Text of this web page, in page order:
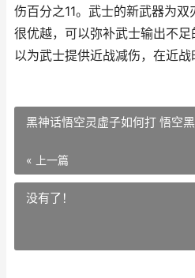
伤百分之11。武士的新武器为
很优越，可以弥补武士输出不
以为武士提供近战减伤，在近战
黑神话悟空灵虚子如何打 悟空
« 上一篇
没有了！